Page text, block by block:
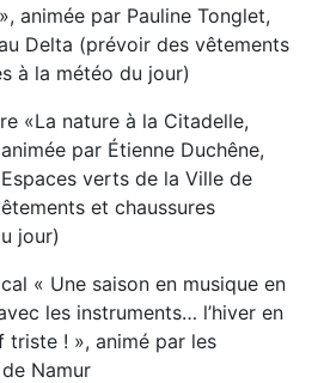
animée par Pauline Tonglet,
Delta (prévoir des vêtements
à la météo du jour)
«La nature à la Citadelle,
par Étienne Duchêne,
verts de la Ville de
et chaussures
jour)
« Une saison en musique en
les instruments… l’hiver en
triste ! », animé par les
Namur